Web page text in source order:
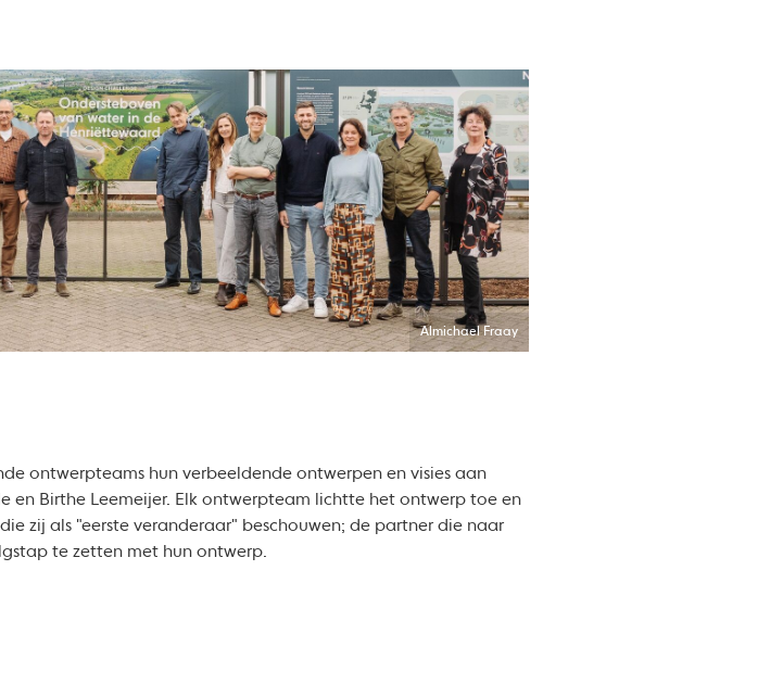
Almichael Fraay
ontwerpteams hun verbeeldende ontwerpen en visies aan
en Birthe Leemeijer. Elk ontwerpteam lichtte het ontwerp toe en
zij als "eerste veranderaar" beschouwen; de partner die naar
te zetten met hun ontwerp.